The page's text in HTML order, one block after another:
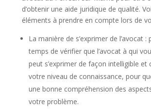
d’obtenir une aide juridique de qualité.
éléments à prendre en compte lors de
La manière de s’exprimer de l’avocat :
temps de vérifier que l’avocat à qui
peut s’exprimer de façon intelligible et
votre niveau de connaissance, pour
une bonne compréhension des
votre problème.